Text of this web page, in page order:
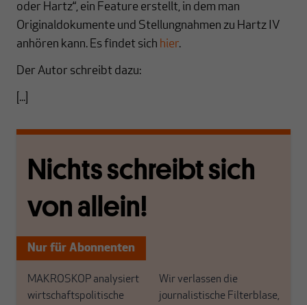
oder Hartz“, ein Feature erstellt, in dem man
Originaldokumente und Stellungnahmen zu Hartz IV
anhören kann. Es findet sich hier.
Der Autor schreibt dazu:
[...]
Nichts schreibt sich
von allein!
Nur für Abonnenten
MAKROSKOP analysiert
wirtschaftspolitische
Wir verlassen die
journalistische Filterblase,